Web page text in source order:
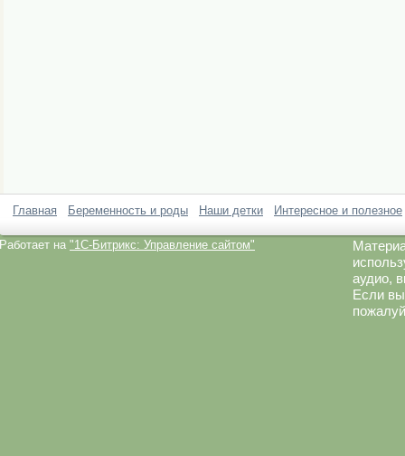
Главная Беременность и роды Наши детки Интересное и полезное
Работает на "1C-Битрикс: Управление сайтом"
аудио,
Если вы